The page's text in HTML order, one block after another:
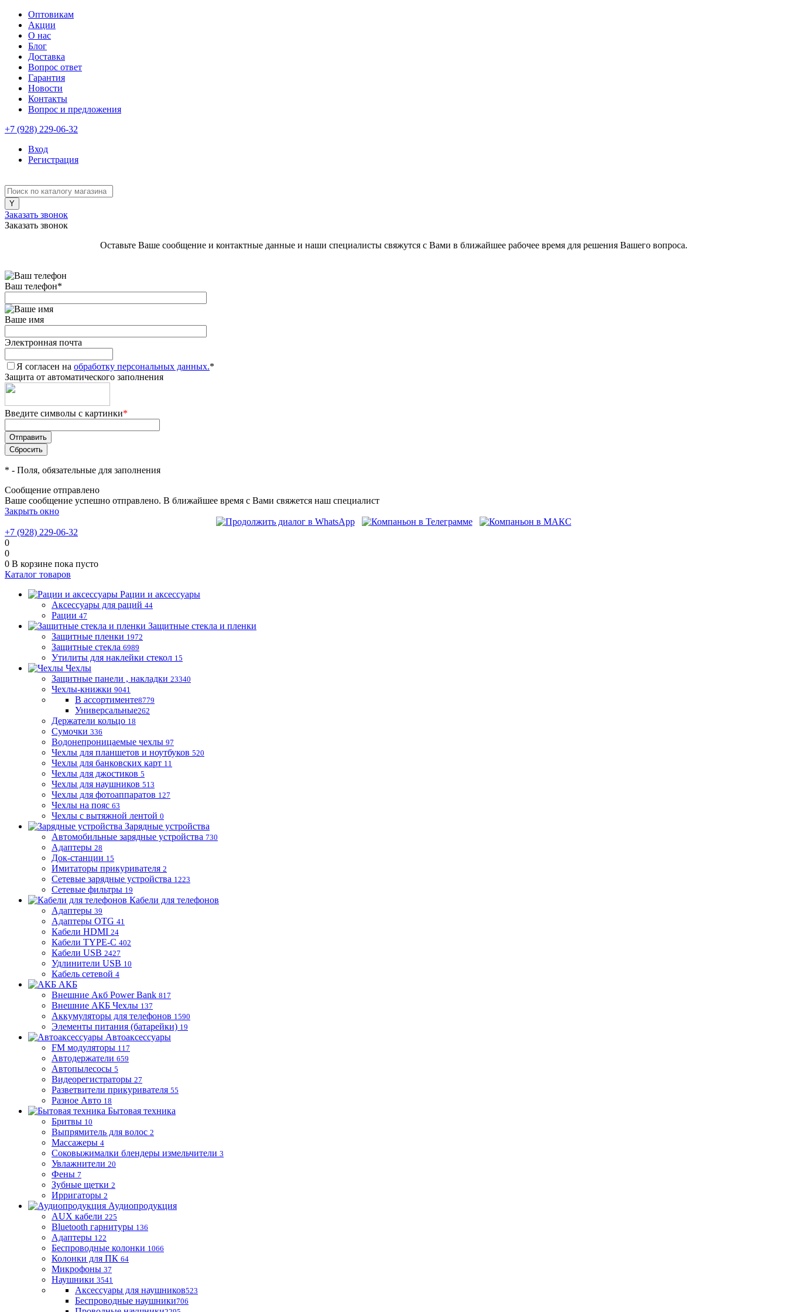
Оптовикам
Акции
О нас
Блог
Доставка
Вопрос ответ
Гарантия
Новости
Контакты
Вопрос и предложения
+7 (928) 229-06-32
Вход
Регистрация
Заказать звонок
Заказать звонок
Оставьте Ваше сообщение и контактные данные и наши специалисты свяжутся с Вами в ближайшее рабочее время для решения Вашего вопроса.
Ваш телефон*
Ваше имя
Электронная почта
Я согласен на обработку персональных данных.*
Защита от автоматического заполнения
Введите символы с картинки*
* - Поля, обязательные для заполнения
Сообщение отправлено
Ваше сообщение успешно отправлено. В ближайшее время с Вами свяжется наш специалист
Закрыть окно
+7 (928) 229-06-32
0
0
0 В корзине пока пусто
Каталог товаров
Рации и аксессуары
Аксессуары для раций 44
Рации 47
Защитные стекла и пленки
Защитные пленки 1972
Защитные стекла 6989
Утилиты для наклейки стекол 15
Чехлы
Защитные панели , накладки 23340
Чехлы-книжки 9041
В ассортименте8779
Универсальные262
Держатели кольцо 18
Сумочки 336
Водонепроницаемые чехлы 97
Чехлы для планшетов и ноутбуков 520
Чехлы для банковских карт 11
Чехлы для джостиков 5
Чехлы для наушников 513
Чехлы для фотоаппаратов 127
Чехлы на пояс 63
Чехлы с вытяжной лентой 0
Зарядные устройства
Автомобильные зарядные устройства 730
Адаптеры 28
Док-станции 15
Имитаторы прикуривателя 2
Сетевые зарядные устройства 1223
Сетевые фильтры 19
Кабели для телефонов
Адаптеры 39
Адаптеры OTG 41
Кабели HDMI 24
Кабели TYPE-C 402
Кабели USB 2427
Удлинители USB 10
Кабель сетевой 4
АКБ
Внешние Акб Power Bank 817
Внешние АКБ Чехлы 137
Аккумуляторы для телефонов 1590
Элементы питания (батарейки) 19
Автоаксессуары
FM модуляторы 117
Автодержатели 659
Автопылесосы 5
Видеорегистраторы 27
Разветвители прикуривателя 55
Разное Авто 18
Бытовая техника
Бритвы 10
Выпрямитель для волос 2
Массажеры 4
Соковыжималки блендеры измельчители 3
Увлажнители 20
Фены 7
Зубные щетки 2
Ирригаторы 2
Аудиопродукция
AUX кабели 225
Bluetooth гарнитуры 136
Адаптеры 122
Беспроводные колонки 1066
Колонки для ПК 64
Микрофоны 37
Наушники 3541
Аксессуары для наушников523
Беспроводные наушники706